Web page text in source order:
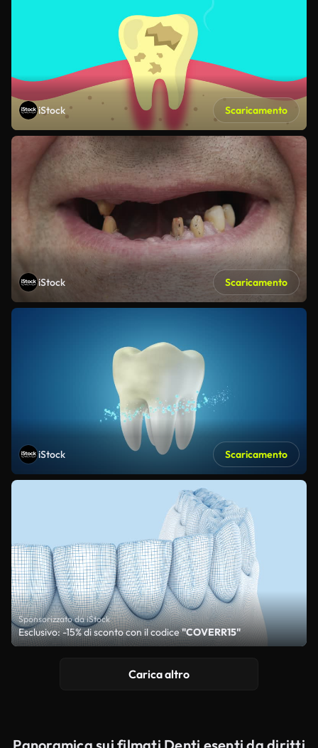
iStock Scaricamento
iStock Scaricamento
iStock Scaricamento
Sponsorizzato da iStock
Esclusivo: -15% di sconto con il codice"COVERR15"
Carica altro